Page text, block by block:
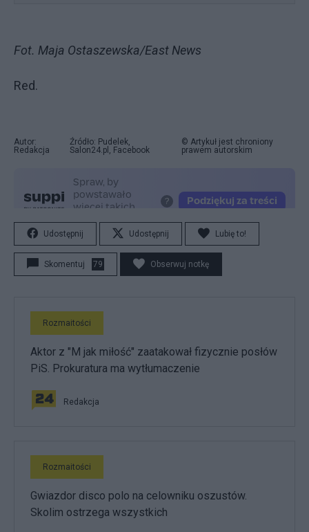
Fot. Maja Ostaszewska/East News
Red.
Autor:
Redakcja
Źródło: Pudelek,
Salon24.pl, Facebook
© Artykuł jest chroniony
prawem autorskim
Udostępnij Udostępnij Lubię to!
Skomentuj 79 Obserwuj notkę
Rozmaitości
Aktor z "M jak miłość" zaatakował fizycznie posłów
PiS. Prokuratura ma wytłumaczenie
Redakcja
Rozmaitości
Gwiazdor disco polo na celowniku oszustów.
Skolim ostrzega wszystkich